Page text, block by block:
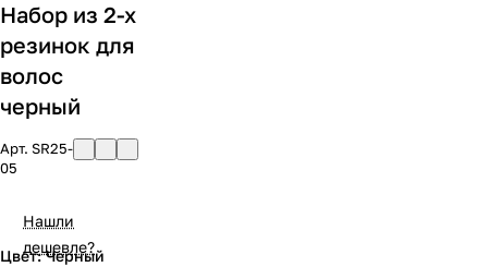
Набор из 2-х
резинок для
волос
черный
Арт. SR25-
05
Нашли
дешевле?
Цвет: Черный